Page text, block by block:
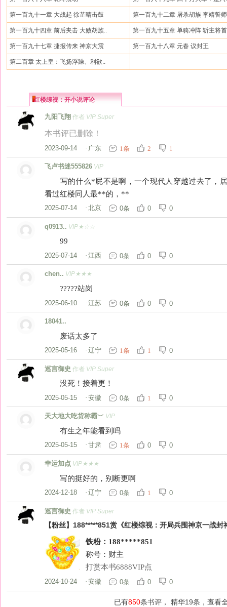
第一百九十一章 大战起 徐芷晴击鼓 第一百九十二章 屠杀胡族 李靖誓师
第一百九十四章 前后夹击 大败胡族.. 第一百九十五章 单骑冲阵 斩主将
第一百九十七章 捷报传来 神京大震 第一百九十八章 元春 议封王
第二百章 太上皇：飞扬浮躁、利欲..
红楼综视：开小说评论
九阳飞翔 作者 VIP Super
本书评已删除！
2023-09-14 · 广东 1条 2 1
飞卢书迷555826 VIP
写的什么*屁不是啊，一个现代人穿越过去了，居
看过红楼同人最**的，**
2025-07-14 · 北京 0条 0 0
q0913.. VIP★☆☆
99
2025-07-14 · 江西 0条 0 0
chen.. VIP★★★
?????站岗
2025-06-10 · 江苏 0条 0 0
18041..
废话太多了
2025-05-16 · 辽宁 1条 1 0
巡言御史 作者 VIP Super
没死！接着更！
2025-05-15 · 安徽 0条 1 0
天大地大吃货称霸︶ VIP
有生之年能看到吗
2025-05-15 · 甘肃 1条 0 0
幸运加点 VIP★★★
写的挺好的，别断更啊
2024-12-18 · 辽宁 0条 1 0
巡言御史 作者 VIP Super
【粉丝】188*****851赏《红楼综视：开局兵围神京一战封
铁粉：188*****851
称号：财主
打赏本书6888VIP点
2024-10-24 · 安徽 0条 0 0
已有850条书评， 精华19条，查看